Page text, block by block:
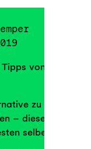
von Andrea
zu Alu- und
– dieses kann
selber